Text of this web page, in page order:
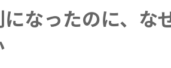
なったのに、な